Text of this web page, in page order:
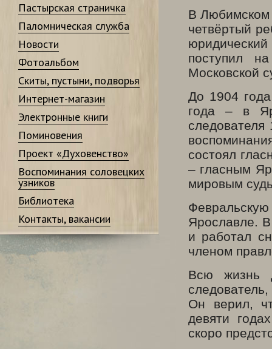
Пастырская страничка
Паломническая служба
Новости
Фотоальбом
Скиты, пустыни, подворья
Интернет-магазин
Электронные книги
Поминовения
Проект «Духовенство»
Воспоминания соловецких
узников
Библиотека
Контакты, вакансии
В Любимском
четвёртый
поступил
Московской
До 1904
года – в
следователя
состоял
– гласным
мировым
Ярославле.
и работал
членом
Всю жизнь
Он верил,
девяти
скоро